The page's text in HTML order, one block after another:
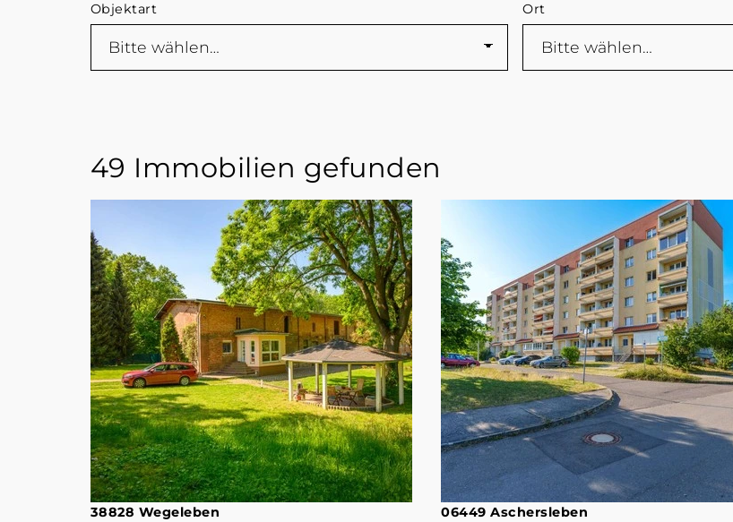
Objektart Ort
49 Immobilien gefunden
38828 Wegeleben 06449 Aschersleben